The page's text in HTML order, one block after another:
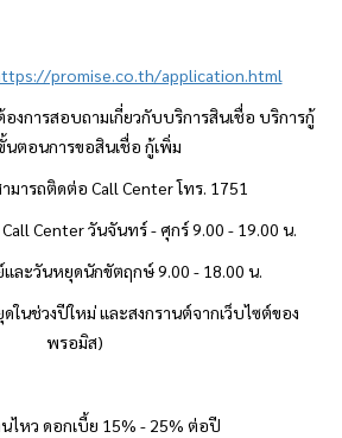
promise.co.th/application.html
งการสอบถามเกี่ยวกับบริการสินเชื่อ บริการกู้
นตอนการขอสินเชื่อ กู้เพิ่ม
ามารถติดต่อ Call Center โทร. 1751
Call Center วันจันทร์ - ศุกร์ 9.00 - 19.00 น.
และวันหยุดนักขัตฤกษ์ 9.00 - 18.00 น.
ในช่วงปีใหม่ และสงกรานต์จากเว็บไซต์ของ
พรอมิส)
ไหว ดอกเบี้ย 15% - 25% ต่อปี